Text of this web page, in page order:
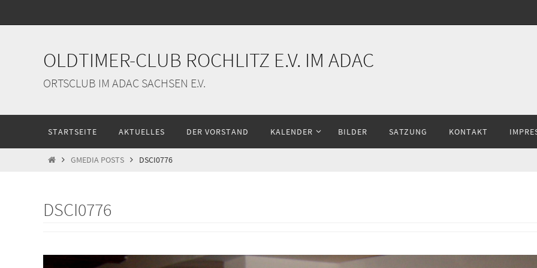
Inhalt
OLDTIMER-CLUB ROCHLITZ E.V. IM ADAC
ORTSCLUB IM ADAC SACHSEN E.V.
springen
STARTSEITE AKTUELLES DER VORSTAND KALENDER BILDER SATZUNG KONTAKT
STARTGMEDIA POSTS DSCI0776
DSCI0776